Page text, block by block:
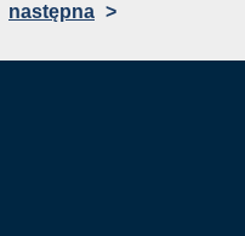
następna >